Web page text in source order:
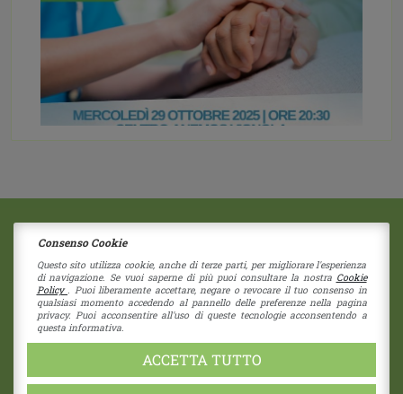
Pubblicato il:
Etichettato come:Eventi |caregiver,
dott.ssa Marilù Altavilla, Dott.ssa Stefania
Prostrati, esiti di ictus, mese del
benessere psicologico, paziente
oncologico, to care
2018 © Copyright - Centro Sociale Papa Giovanni XXIII
Via G. Bruno 11|41058 Vignola(Modena)
Società Coperativa - Nr Iscrizione C122937
RE - 274192 - Cap. Sociale 1.550 i.v.
CF 80039730355 - P.I. 01838960357
Privacy Policy| Cookies Policy
Consenso Cookie
Questo sito utilizza cookie, anche di terze parti, per migliorare l'esperienza
di navigazione. Se vuoi saperne di più puoi consultare la nostra Cookie
Policy
. Puoi liberamente accettare, negare o revocare il tuo consenso in
qualsiasi momento accedendo al pannello delle preferenze nella pagina
privacy. Puoi acconsentire all'uso di queste tecnologie acconsentendo a
questa informativa.
ACCETTA TUTTO